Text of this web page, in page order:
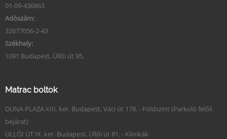
01-09-436863
Adószám:
32677056-2-43
Székhely:
1091 Budapest, Üllői út 95.
Matrac boltok
DUNA PLAZA XIII. ker. Budapest, Váci út 178. - Földszint (Parkoló felőli
bejárat)
ÜLLŐI ÚT IX. ker. Budapest, Üllői út 81. - Klinikák